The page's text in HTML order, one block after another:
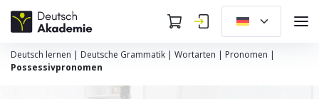
Deutsch lernen | Deutsche Grammatik | Wortarten | Pronomen |
Possessivpronomen